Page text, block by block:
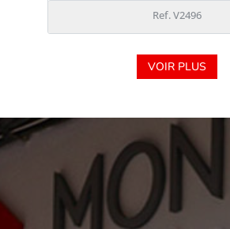
Ref. V2496
VOIR PLUS